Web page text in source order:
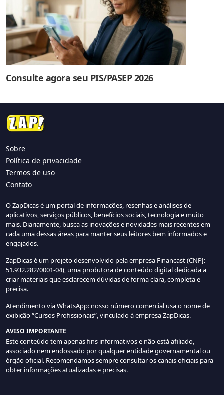
Consulte agora seu PIS/PASEP 2026
Sobre
Política de privacidade
Termos de uso
Contato
O ZapDicas é um portal de informações, resenhas e análises de
aplicativos, serviços públicos, benefícios sociais, tecnologia e muito
mais. Diariamente, busca as inovações e novidades mais recentes em
cada uma dessas áreas para manter seus leitores bem informados e
engajados.
ZapDicas é um projeto desenvolvido pela empresa Financast (CNPJ:
51.932.282/0001-04), uma produtora de conteúdo digital dedicada a
criar materiais que esclarecem dúvidas de forma clara, completa e
precisa.
Atendimento via WhatsApp: nosso número comercial usa o nome de
exibição “Cursos Profissionais”, vinculado à empresa ZapDicas.
AVISO IMPORTANTE
Este conteúdo tem apenas fins informativos e não está afiliado,
associado nem endossado por qualquer entidade governamental ou
órgão oficial. Recomendamos sempre consultar os canais oficiais para
obter informações atualizadas e precisas.